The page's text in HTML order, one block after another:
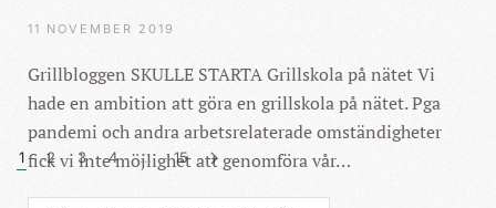
11 NOVEMBER 2019
Grillbloggen SKULLE STARTA Grillskola på nätet Vi
hade en ambition att göra en grillskola på nätet. Pga
pandemi och andra arbetsrelaterade omständigheter
fick vi inte möjlighet att genomföra vår…
1 2 3 4 … 15